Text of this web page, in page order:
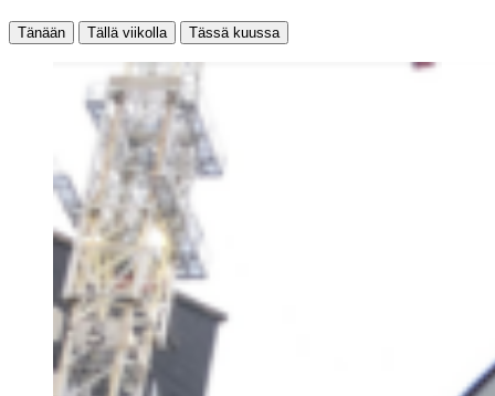
Tänään Tällä viikolla Tässä kuussa